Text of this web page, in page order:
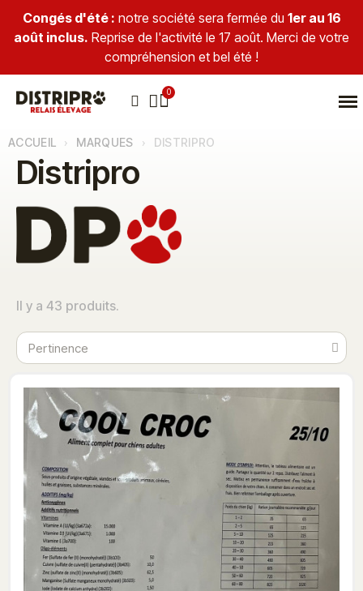
Congés d'été : notre société sera fermée du 1er au 16
août inclus. Reprise de l'activité le 17 août. Merci de votre
compréhension et bel été !
ACCUEIL MARQUES DISTRIPRO
Distripro
Il y a 43 produits.